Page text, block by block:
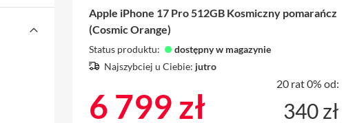
Apple iPhone 17 Pro 512GB Kosmiczny pomarańcz
(Cosmic Orange)
Status produktu:
dostępny w magazynie
Najszybciej u Ciebie: jutro
6 799 zł
20 rat 0% od:
340 zł